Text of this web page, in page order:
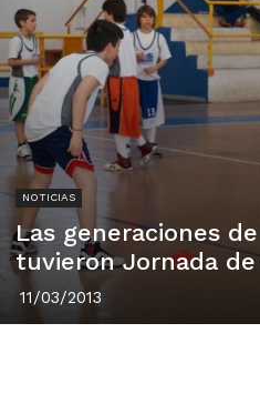
NOTICIAS
Las generaciones
tuvieron Jornada de
11/03/2013